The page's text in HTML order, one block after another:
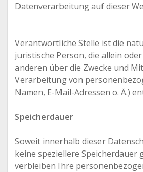
Datenverarbeitung auf dieser
Verantwortliche Stelle ist die
juristische Person, die allein
anderen über die Zwecke und
Verarbeitung von
Namen, E-Mail-Adressen o. Ä.)
Speicherdauer
Soweit innerhalb dieser
keine speziellere Speicherdauer
verbleiben Ihre